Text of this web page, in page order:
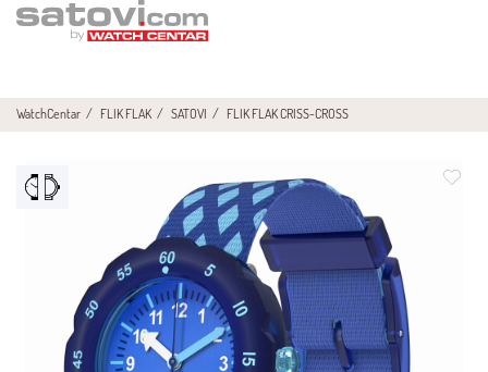
WatchCentar FLIK FLAK SATOVI FLIK FLAK CRISS-CROSS